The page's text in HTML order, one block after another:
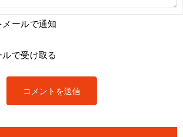
ールで通知
で受け取る